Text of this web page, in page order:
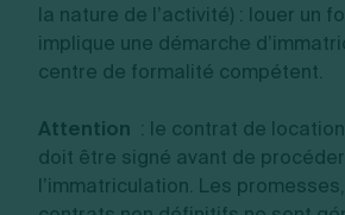
la nature de l’activité) : louer un
implique une démarche
centre de formalité compétent.
Attention : le contrat de
doit être signé avant de
l’immatriculation. Les